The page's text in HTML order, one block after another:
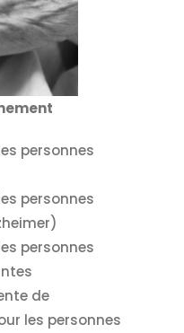
personnes
personnes
personnes
de
les personnes